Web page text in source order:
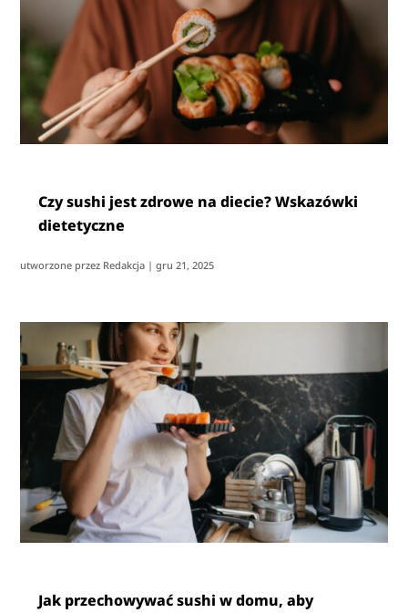
Czy sushi jest zdrowe na diecie? Wskazówki
dietetyczne
utworzone przez Redakcja |gru 21, 2025
Jak przechowywać sushi w domu, aby